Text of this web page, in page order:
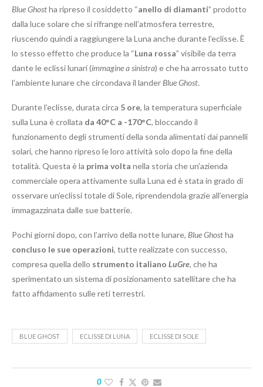
Blue Ghostha ripreso il cosiddetto “anello di diamanti” prodotto
dalla luce solare che si rifrange nell’atmosfera terrestre,
riuscendo quindi a raggiungere la Luna anche durante l’eclisse. È
lo stesso effetto che produce la “Luna rossa” visibile da terra
dante le eclissi lunari (immagine a sinistra) e che ha arrossato tutto
l’ambiente lunare che circondava il lander Blue Ghost.
Durante l’eclisse, durata circa 5 ore, la temperatura superficiale
sulla Luna è crollata da 40°C a -170°C, bloccando il
funzionamento degli strumenti della sonda alimentati dai pannelli
solari, che hanno ripreso le loro attività solo dopo la fine della
totalità. Questa è la prima volta nella storia che un’azienda
commerciale opera attivamente sulla Luna ed è stata in grado di
osservare un’eclissi totale di Sole, riprendendola grazie all’energia
immagazzinata dalle sue batterie.
Pochi giorni dopo, con l’arrivo della notte lunare, Blue Ghostha
concluso le sue operazioni, tutte realizzate con successo,
compresa quella dello strumento italiano LuGre, che ha
sperimentato un sistema di posizionamento satellitare che ha
fatto affidamento sulle reti terrestri.
BLUE GHOST ECLISSE DI LUNA ECLISSE DI SOLE
0